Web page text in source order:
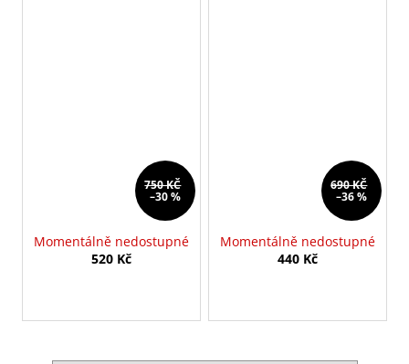
750 KČ
–30 %
Momentálně nedostupné
520 Kč
690 KČ
–36 %
Momentálně nedostupné
440 Kč